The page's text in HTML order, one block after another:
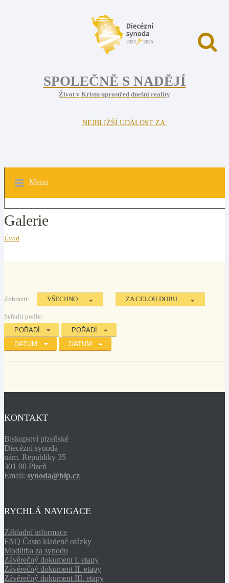
SPOLEČNĚ S NADĚJÍ
Život v Kristu uprostřed dnešní reality
NEJBLIŽŠÍ UDÁLOST ZA:
Menu
Galerie
Úvod
Zobrazit: VŠECHNO ZA CELOU DOBU
Seřadit podle:
POŘADÍ
POŘADÍ
DATUM
DATUM
KONTAKT
Biskupství plzeňské
Diecézní synoda
nám. Republiky 35
301 00 Plzeň
Email: synoda@bip.cz
RYCHLÁ NAVIGACE
Základní informace
FAQ Často kladené otázky
Modlitba za synodu
Závěrečný dokument I. etapy
Závěrečný dokument II. etapy
Závěrečný dokument III. etapy